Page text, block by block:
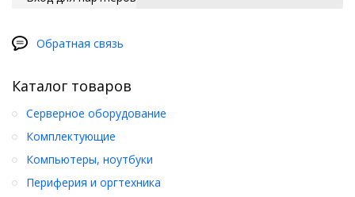
Обратная связь
Каталог товаров
Серверное оборудование
Комплектующие
Компьютеры, ноутбуки
Периферия и оргтехника